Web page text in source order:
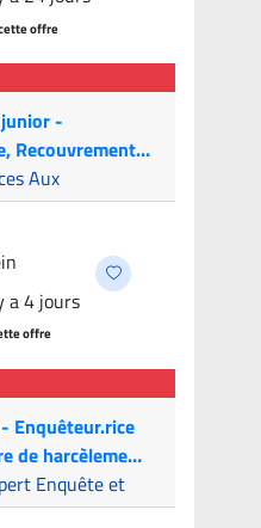
offre
-
Recouvrement
& USA)
Aux
a 4 jours
offre
Enquêteur.rice
de harcèlement
Enquête et